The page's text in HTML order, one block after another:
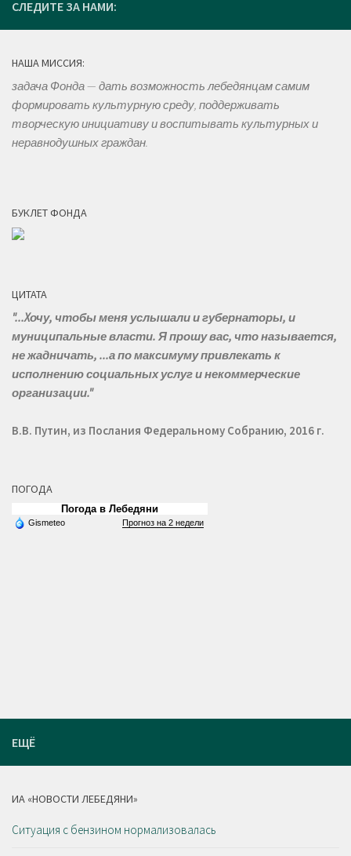
СЛЕДИТЕ ЗА НАМИ:
НАША МИССИЯ:
задача Фонда — дать возможность лебедянцам самим
формировать культурную среду, поддерживать
творческую инициативу и воспитывать культурных и
неравнодушных граждан.
БУКЛЕТ ФОНДА
ЦИТАТА
"...Xочу, чтобы меня услышали и губернаторы, и
муниципальные власти. Я прошу вас, что называется,
не жадничать, ...а по максимуму привлекать к
исполнению социальных услуг и некоммерческие
организации."
В.В. Путин, из Послания Федеральному Собранию, 2016 г.
ПОГОДА
Погода в Лебедяни
Gismeteo Прогноз на 2 недели
ЕЩЁ
ИА «НОВОСТИ ЛЕБЕДЯНИ»
Ситуация с бензином нормализовалась